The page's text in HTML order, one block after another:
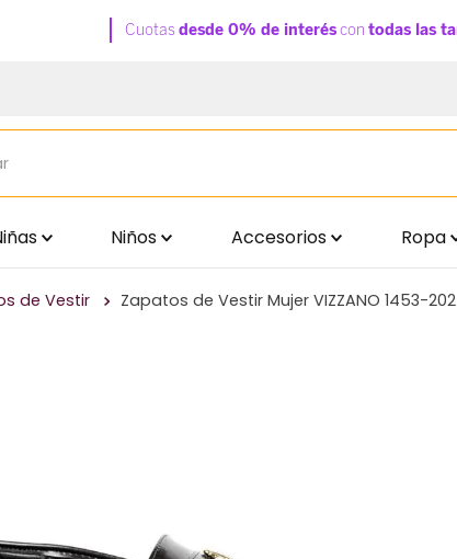
Niños Accesorios Ropa
de Vestir
Zapatos de Vestir Mujer VIZZANO 1453-202
BUSCADOS
negro mujer